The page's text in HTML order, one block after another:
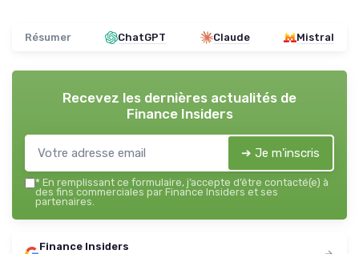
Résumer ChatGPT Claude Mistral
Recevez les dernières actualités de
Finance Insiders
➔ Je m'inscris
* En remplissant ce formulaire, j’accepte d’être contacté(e) à
des fins commerciales par Finance Insiders et ses
partenaires.
Finance Insiders